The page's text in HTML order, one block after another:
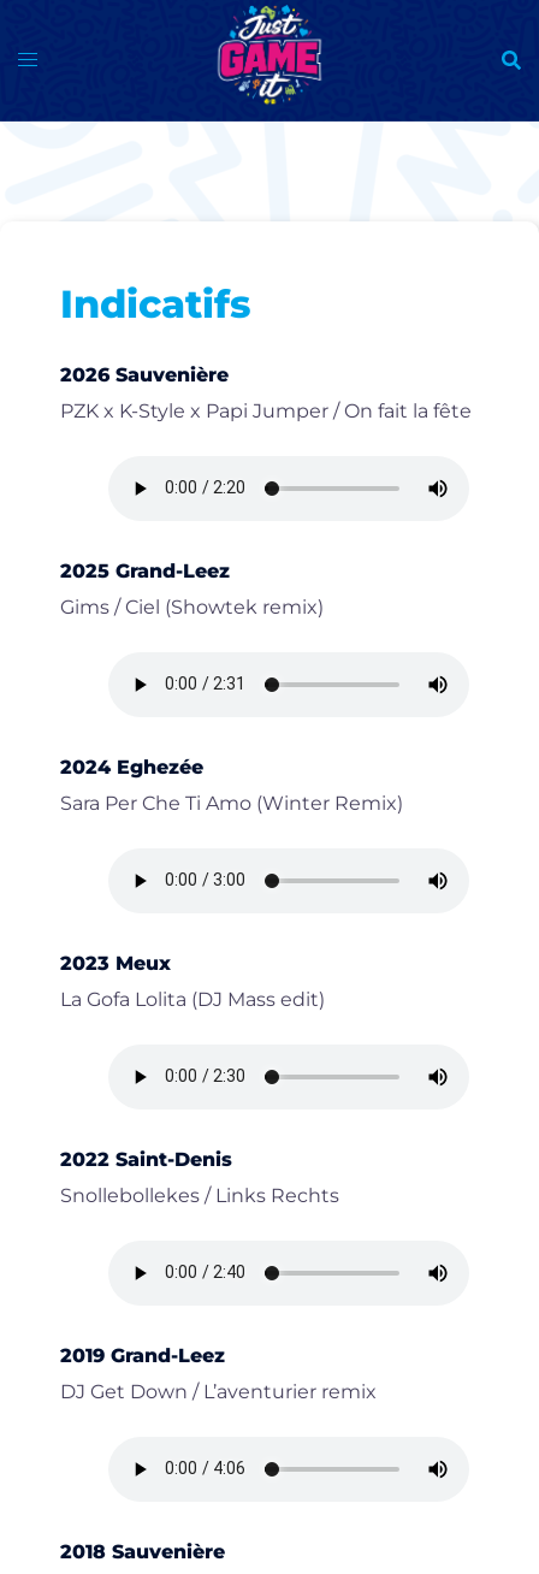
Indicatifs
2026 Sauvenière
PZK x K-Style x Papi Jumper / On fait la fête
2025 Grand-Leez
Gims / Ciel (Showtek remix)
2024 Eghezée
Sara Per Che Ti Amo (Winter Remix)
2023 Meux
La Gofa Lolita (DJ Mass edit)
2022 Saint-Denis
Snollebollekes / Links Rechts
2019 Grand-Leez
DJ Get Down / L’aventurier remix
2018 Sauvenière